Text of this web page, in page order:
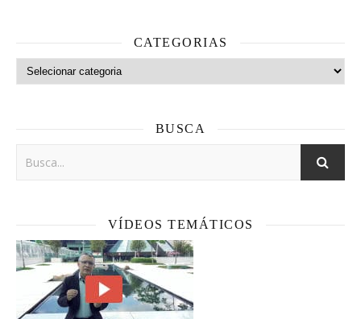
CATEGORIAS
Categorias
BUSCA
VÍDEOS TEMÁTICOS